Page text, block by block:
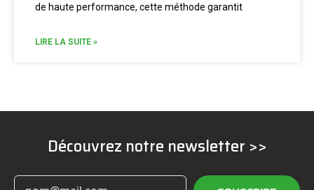
de haute performance, cette méthode garantit
LIRE LA SUITE »
Découvrez notre newsletter >>